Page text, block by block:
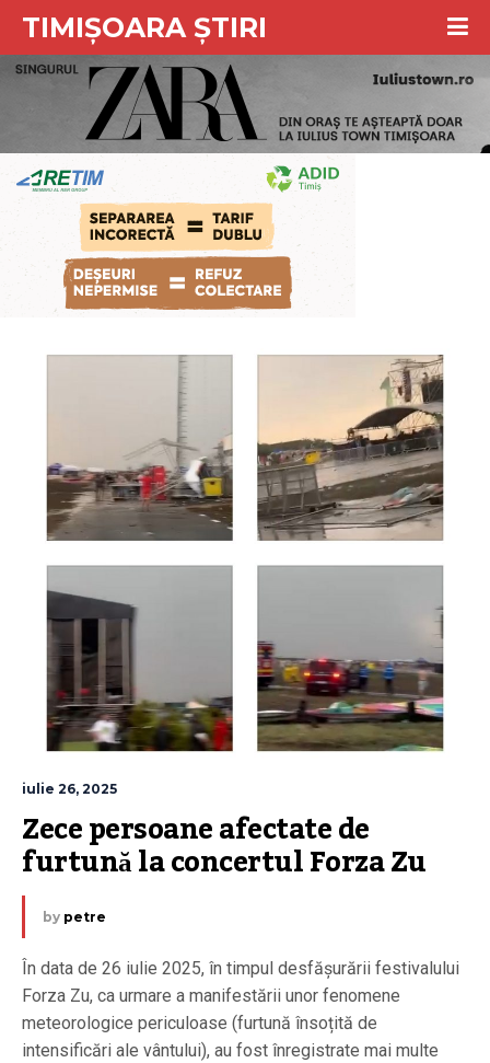
TIMIȘOARA ȘTIRI
iulie 26, 2025
Zece persoane afectate de
furtună la concertul Forza Zu
by petre
În data de 26 iulie 2025, în timpul desfășurării festivalului
Forza Zu, ca urmare a manifestării unor fenomene
meteorologice periculoase (furtună însoțită de
intensificări ale vântului), au fost înregistrate mai multe